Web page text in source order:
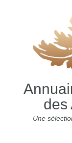
des
Une